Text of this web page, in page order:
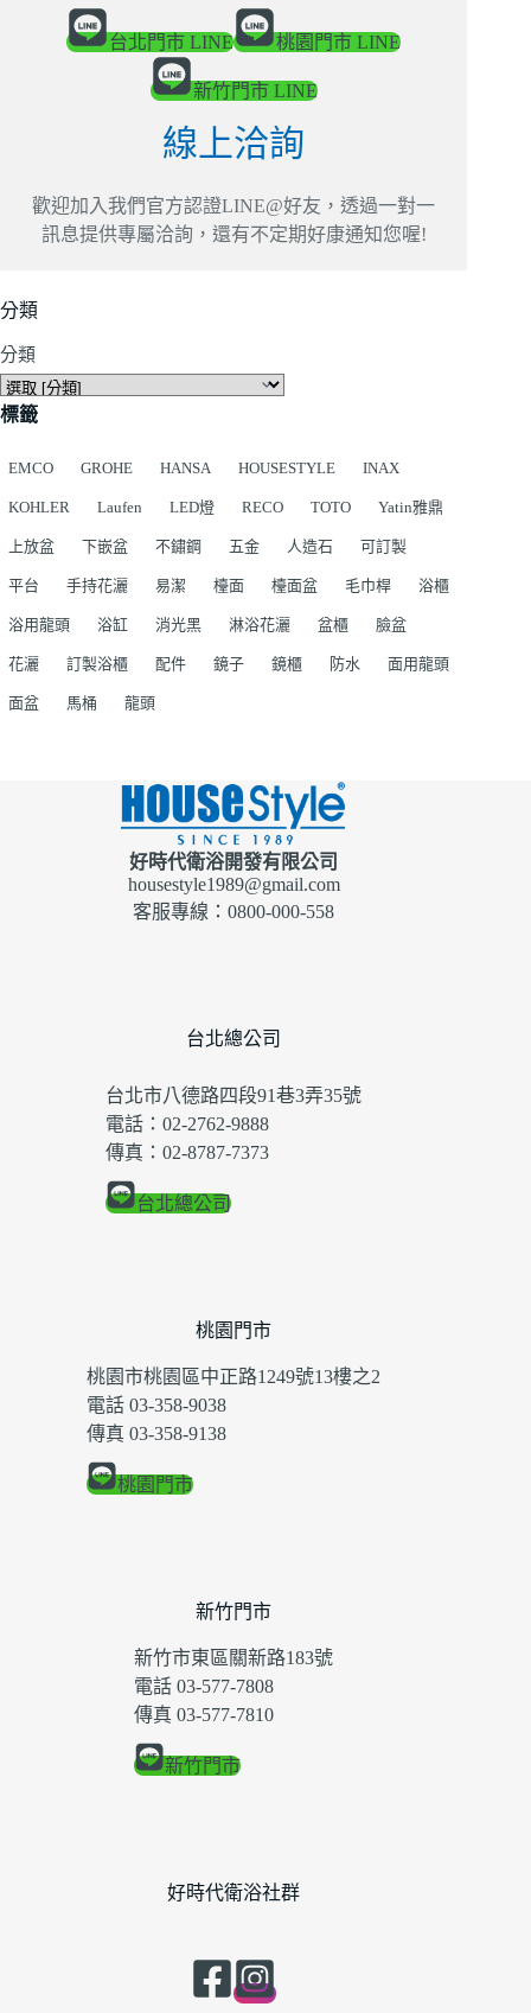
台北門市 LINE 桃園門市 LINE
新竹門市 LINE
線上洽詢
歡迎加入我們官方認證LINE@好友，透過一對一
訊息提供專屬洽詢，還有不定期好康通知您喔!
分類
分類
標籤
EMCO GROHE HANSA HOUSESTYLE INAX
KOHLER Laufen LED燈 RECO TOTO Yatin雅鼎
上放盆 下嵌盆 不鏽鋼 五金 人造石 可訂製
平台 手持花灑 易潔 檯面 檯面盆 毛巾桿 浴櫃
浴用龍頭 浴缸 消光黑 淋浴花灑 盆櫃 臉盆
花灑 訂製浴櫃 配件 鏡子 鏡櫃 防水 面用龍頭
面盆 馬桶 龍頭
好時代衛浴開發有限公司
housestyle1989@gmail.com
客服專線：0800-000-558
台北總公司
台北市八德路四段91巷3弄35號
電話：02-2762-9888
傳真：02-8787-7373
台北總公司
桃園門市
桃園市桃園區中正路1249號13樓之2
電話 03-358-9038
傳真 03-358-9138
桃園門市
新竹門市
新竹市東區關新路183號
電話 03-577-7808
傳真 03-577-7810
新竹門市
好時代衛浴社群